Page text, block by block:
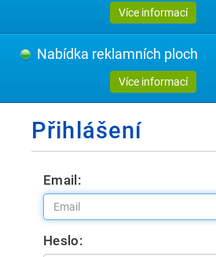
Více informací
Nabídka reklamních ploch
Více informací
Přihlášení
Email:
Heslo: